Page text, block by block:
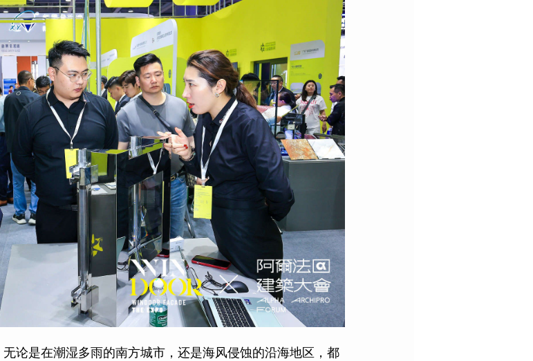
论是在潮湿多雨的南方城市，还是海风侵蚀的沿海地区，都